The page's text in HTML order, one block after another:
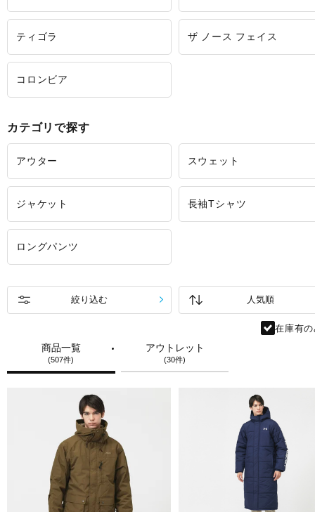
ティゴラ ザ ノース フェイス
コロンビア
カテゴリで探す
アウター スウェット
ジャケット 長袖Tシャツ
ロングパンツ
商品一覧
(507件)
アウトレット
(30件)
絞り込む
在庫有